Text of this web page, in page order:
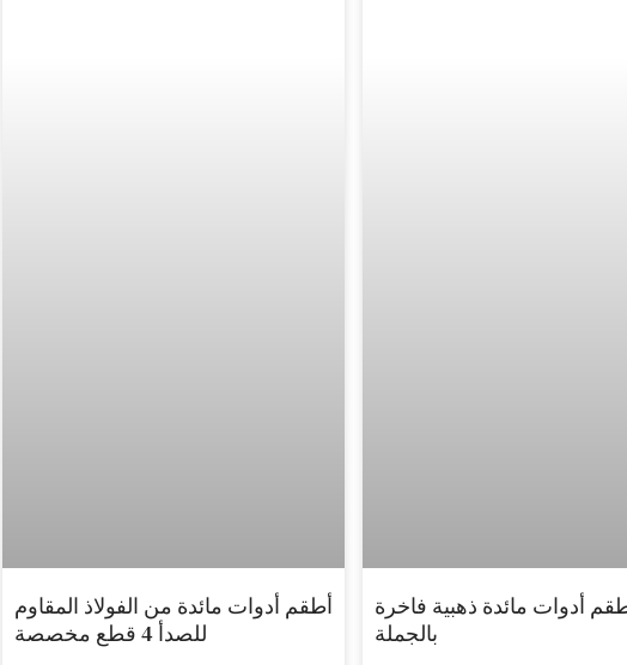
أدوات مائدة ذهبية فاخرة
بالجملة
أطقم أدوات مائدة من الفولاذ المقاوم
للصدأ 4 قطع مخصصة